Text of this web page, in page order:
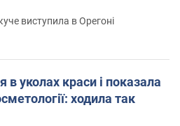
виступила в Орегоні
в уколах краси і показала
ходила так